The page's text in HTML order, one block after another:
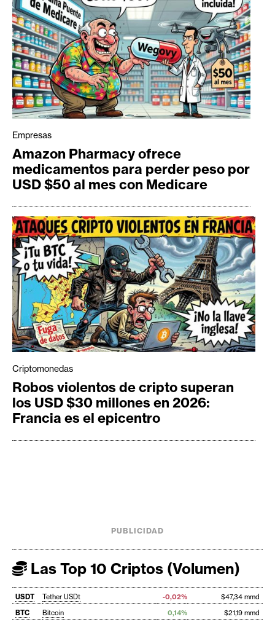
Empresas
Amazon Pharmacy ofrece
medicamentos para perder peso por
USD $50 al mes con Medicare
Criptomonedas
Robos violentos de cripto superan
los USD $30 millones en 2026:
Francia es el epicentro
PUBLICIDAD
Las Top 10 Criptos (Volumen)
USDT Tether USDt -0,02%
$47,34 mmd
BTC
Bitcoin 0,14% $21,19 mmd